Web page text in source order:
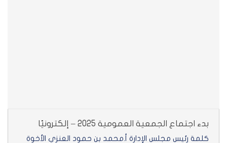
بدء اجتماع الجمعية العمومية 2025 – إلكترونيًا
كلمة رئيس مجلس الإدارة أ.محمد بن حمود العنزي الأخوة